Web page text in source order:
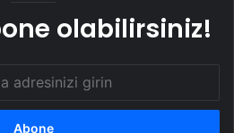
olabilirsiniz!